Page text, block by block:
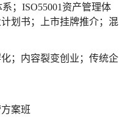
；ISO55001资产管理体
划书；上市挂牌推介；混
；内容裂变创业；传统企
案班